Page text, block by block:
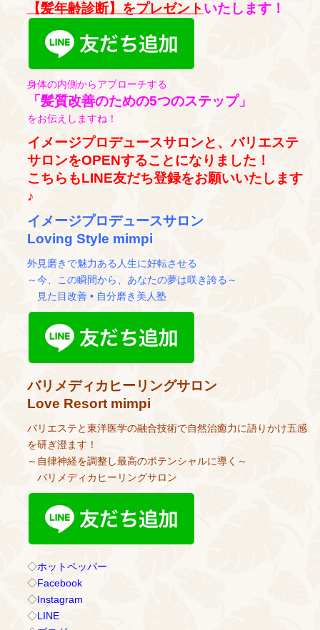
【髪年齢診断】をプレゼントいたします！
身体の内側からアプローチする
「髪質改善のための5つのステップ」
をお伝えしますね！
イメージプロデュースサロンと、バリエステ
サロンをOPENすることになりました！
こちらもLINE友だち登録をお願いいたします
♪
イメージプロデュースサロン
Loving Style mimpi
外見磨きで魅力ある人生に好転させる
～今、この瞬間から、あなたの夢は咲き誇る～
見た目改善 • 自分磨き美人塾
バリメディカヒーリングサロン
Love Resort mimpi
バリエステと東洋医学の融合技術で自然治癒力に語りかけ五感
を研ぎ澄ます！
～自律神経を調整し最高のポテンシャルに導く～
バリメディカヒーリングサロン
◇ホットペッパー
◇Facebook
◇Instagram
◇LINE